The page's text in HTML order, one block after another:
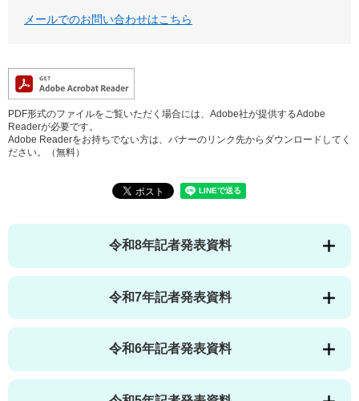
メールでのお問い合わせはこちら
PDF形式のファイルをご覧いただく場合には、Adobe社が提供するAdobe
Readerが必要です。
Adobe Readerをお持ちでない方は、バナーのリンク先からダウンロードしてく
ださい。（無料）
令和8年記者発表資料
令和7年記者発表資料
令和6年記者発表資料